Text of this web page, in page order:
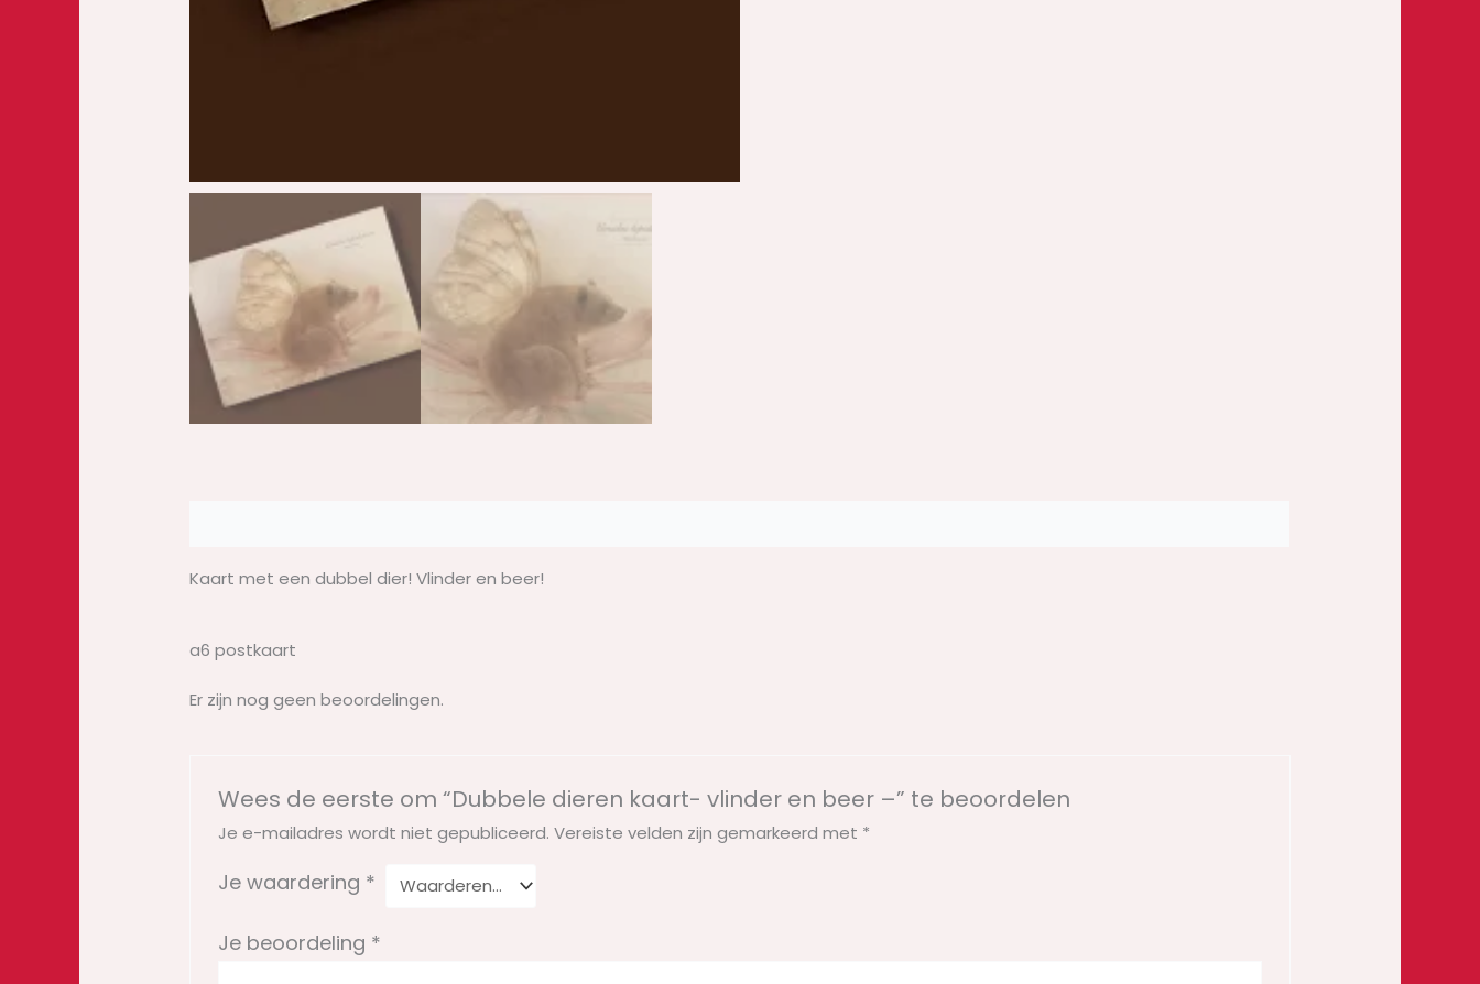
Kaart met een dubbel dier! Vlinder en beer!
a6 postkaart
Er zijn nog geen beoordelingen.
Wees de eerste om “Dubbele dieren kaart- vlinder en beer –” te beoordelen
Je e-mailadres wordt niet gepubliceerd. Vereiste velden zijn gemarkeerd met *
Je waardering *
Je beoordeling *